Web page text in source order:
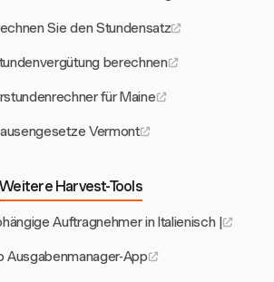
Sie den Stundensatz
berechnen
für Maine
Vermont
Weitere Harvest-Tools
Auftragnehmer in Italienisch |
Ausgabenmanager-App